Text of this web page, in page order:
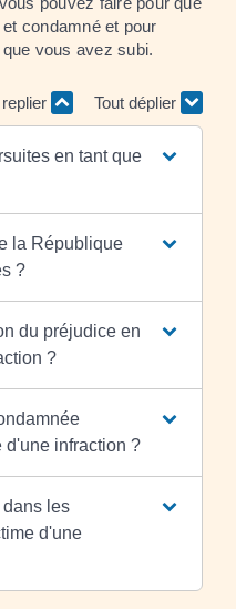
condamné et pour
vous avez subi.
Tout déplier
en tant que
la République
?
du préjudice en
?
d'une infraction ?
les
d'une